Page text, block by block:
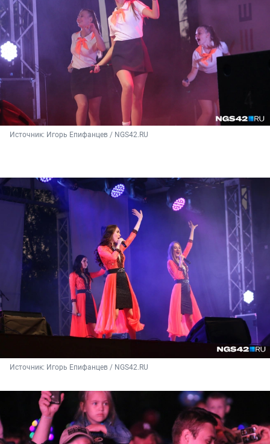
Источник: Игорь Епифанцев / NGS42.RU
Источник: Игорь Епифанцев / NGS42.RU